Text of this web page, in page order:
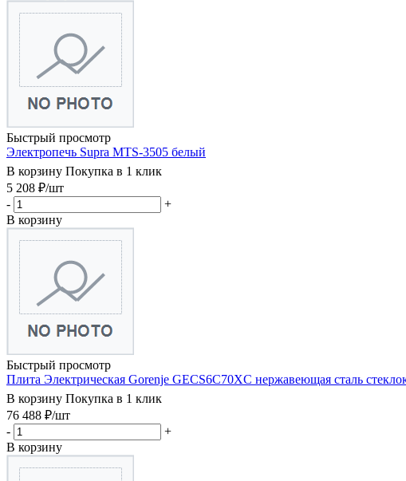
Быстрый просмотр
Электропечь Supra MTS-3505 белый
В корзину Покупка в 1 клик
5 208 ₽/шт
-
+
В корзину
Быстрый просмотр
Плита Электрическая Gorenje GECS6C70XC нержавеющая сталь
В корзину Покупка в 1 клик
76 488 ₽/шт
-
+
В корзину